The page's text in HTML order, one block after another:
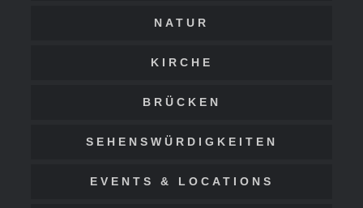
NATUR
KIRCHE
BRÜCKEN
SEHENSWÜRDIGKEITEN
EVENTS & LOCATIONS